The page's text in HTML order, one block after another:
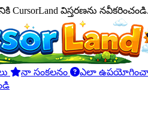
CursorLand విస్తరణను నవీకరించండి.
నా సంకలనం
ఎలా